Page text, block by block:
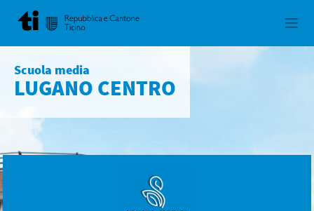
Scuola media
LUGANO CENTRO